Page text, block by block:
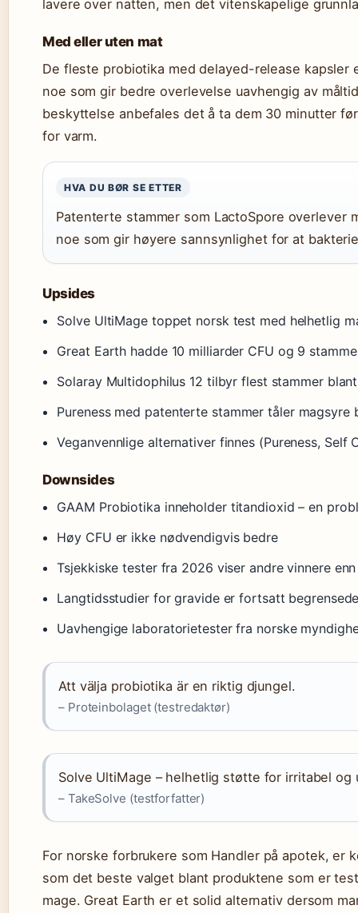
lavere over natten, men det vitenskapelige
Med eller uten mat
De fleste probiotika med delayed-release
noe som gir bedre overlevelse uavhengig av
beskyttelse anbefales det å ta dem 30 minutter
for varm.
HVA DU BØR SE ETTER
Patenterte stammer som LactoSpore overlever
noe som gir høyere sannsynlighet for at
Upsides
Solve UltiMage toppet norsk test med helhetlig
Great Earth hadde 10 milliarder CFU og 9
Solaray Multidophilus 12 tilbyr flest stammer
Pureness med patenterte stammer tåler magsyre
Veganvennlige alternativer finnes (Pureness, Self
Downsides
GAAM Probiotika inneholder titandioxid – en
Høy CFU er ikke nødvendigvis bedre
Tsjekkiske tester fra 2026 viser andre vinnere
Langtidsstudier for gravide er fortsatt
Uavhengige laboratorietester fra norske
Att välja probiotika är en riktig djungel.
– Proteinbolaget (testredaktør)
Solve UltiMage – helhetlig støtte for irritabel og
– TakeSolve (testforfatter)
For norske forbrukere som Handler på apotek, er
som det beste valget blant produktene som er
mage. Great Earth er et solid alternativ dersom